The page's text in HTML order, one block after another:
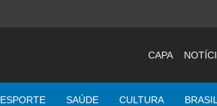
CAPA
ESPORTE SAÚDE CULTURA